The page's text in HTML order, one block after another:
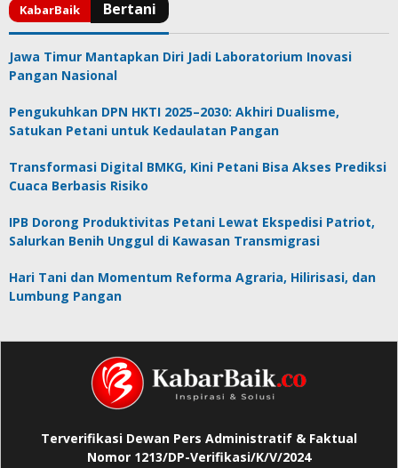
Jawa Timur Mantapkan Diri Jadi Laboratorium Inovasi
Pangan Nasional
Pengukuhkan DPN HKTI 2025–2030: Akhiri Dualisme,
Satukan Petani untuk Kedaulatan Pangan
Transformasi Digital BMKG, Kini Petani Bisa Akses Prediksi
Cuaca Berbasis Risiko
IPB Dorong Produktivitas Petani Lewat Ekspedisi Patriot,
Salurkan Benih Unggul di Kawasan Transmigrasi
Hari Tani dan Momentum Reforma Agraria, Hilirisasi, dan
Lumbung Pangan
Terverifikasi Dewan Pers Administratif & Faktual
Nomor 1213/DP-Verifikasi/K/V/2024